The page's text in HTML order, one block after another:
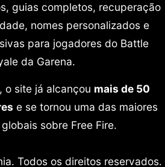
guias completos, recuperação
nomes personalizados e
para jogadores do Battle
da Garena.
, o site já alcançou mais de 50
e se tornou uma das maiores
sobre Free Fire.
Todos os direitos reservados.